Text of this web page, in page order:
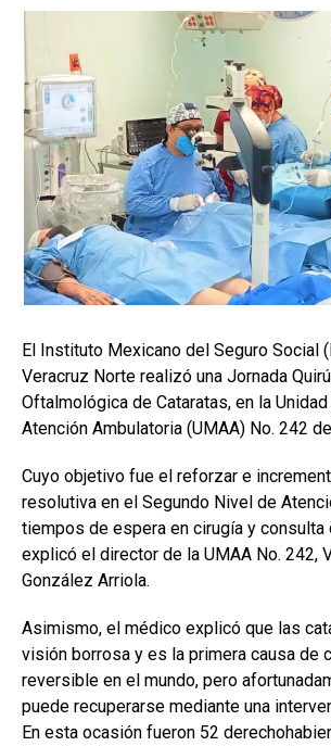
El Instituto Mexicano del Seguro Social
Veracruz Norte realizó una Jornada
Oftalmológica de Cataratas, en la
Atención Ambulatoria (UMAA) No. 242
Cuyo objetivo fue el reforzar e
resolutiva en el Segundo Nivel de
tiempos de espera en cirugía y consulta
explicó el director de la UMAA No. 242,
González Arriola.
Asimismo, el médico explicó que las
visión borrosa y es la primera causa de
reversible en el mundo, pero
puede recuperarse mediante una
En esta ocasión fueron 52